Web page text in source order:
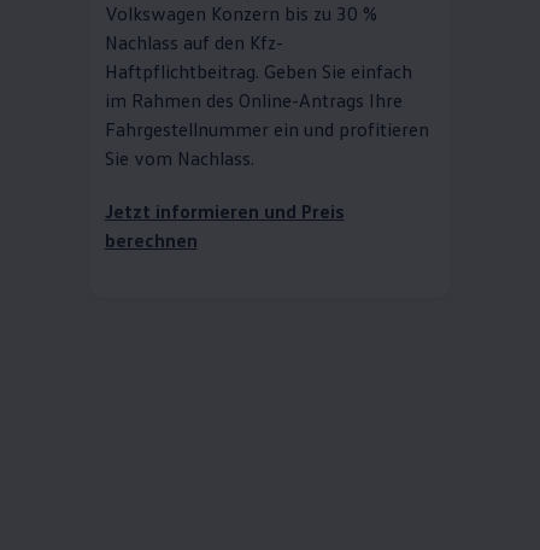
Volkswagen Konzern bis zu 30 %
Nachlass auf den Kfz-
Haftpflichtbeitrag. Geben Sie einfach
im Rahmen des Online-Antrags Ihre
Fahrgestellnummer ein und profitieren
Sie vom Nachlass.
Jetzt informieren und Preis
berechnen